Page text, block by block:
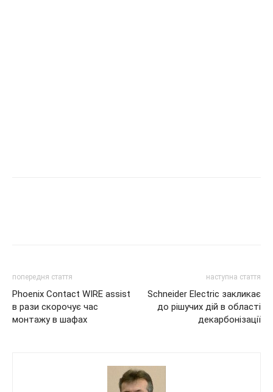
попередня стаття
Phoenix Contact WIRE assist
в рази скорочує час
монтажу в шафах
наступна стаття
Schneider Electric закликає
до рішучих дій в області
декарбонізації